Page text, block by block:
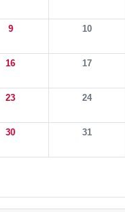
9 10
16 17
23 24
30 31